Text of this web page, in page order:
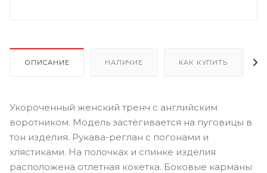
ОПИСАНИЕ НАЛИЧИЕ КАК КУПИТЬ
Укороченный женский тренч с английским
воротником. Модель застёгивается на пуговицы в
тон изделия. Рукава-реглан с погонами и
хлястиками. На полочках и спинке изделия
расположена отлетная кокетка. Боковые карманы